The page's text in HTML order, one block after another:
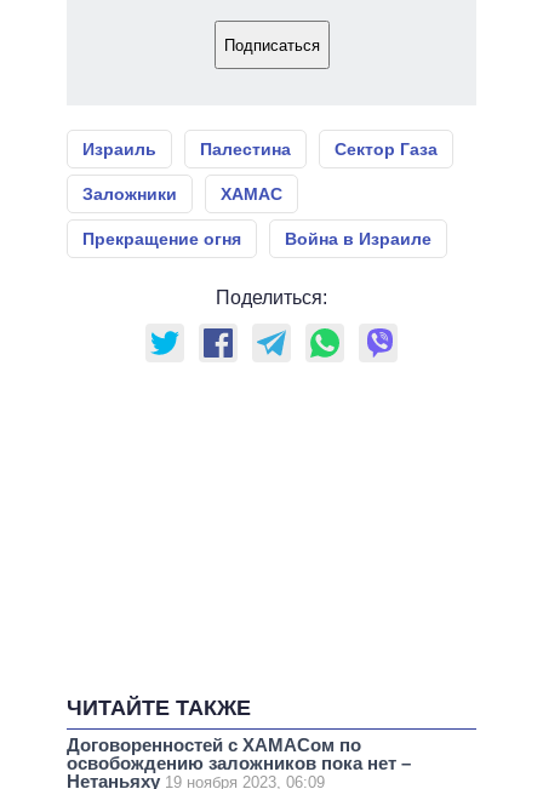
Подписаться
Израиль Палестина Сектор Газа
Заложники ХАМАС
Прекращение огня Война в Израиле
Поделиться:
ЧИТАЙТЕ ТАКЖЕ
Договоренностей с ХАМАСом по
освобождению заложников пока нет –
Нетаньяху 19 ноября 2023, 06:09